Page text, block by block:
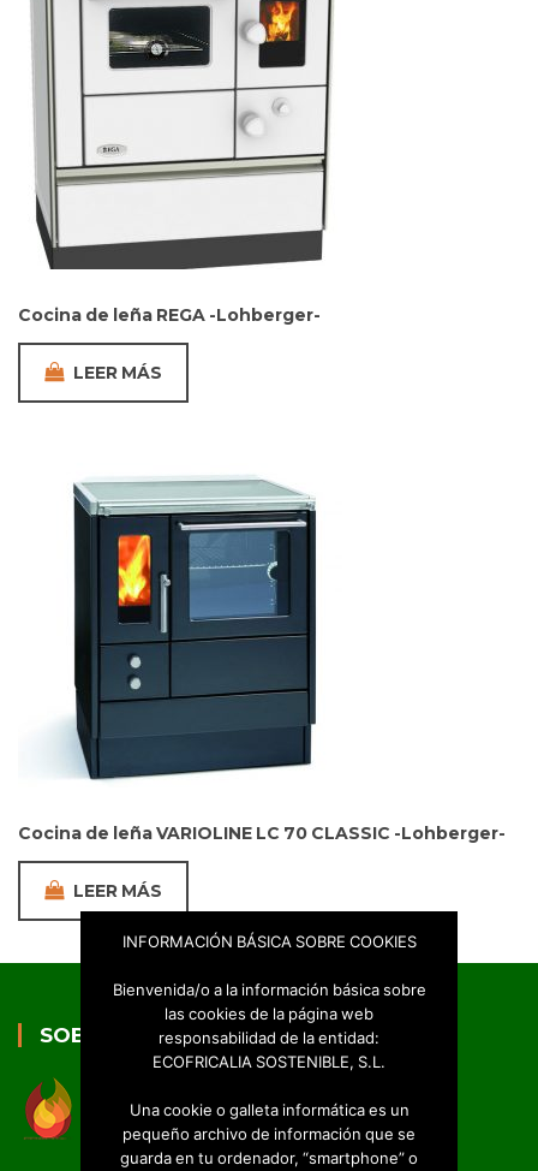
Cocina de leña REGA -Lohberger-
LEER MÁS
Cocina de leña VARIOLINE LC 70 CLASSIC -Lohberger-
LEER MÁS
SOBRE NOSOTROS
INFORMACIÓN BÁSICA SOBRE COOKIES
Bienvenida/o a la información básica sobre
las cookies de la página web
responsabilidad de la entidad:
ECOFRICALIA SOSTENIBLE, S.L.
Una cookie o galleta informática es un
pequeño archivo de información que se
guarda en tu ordenador, “smartphone” o